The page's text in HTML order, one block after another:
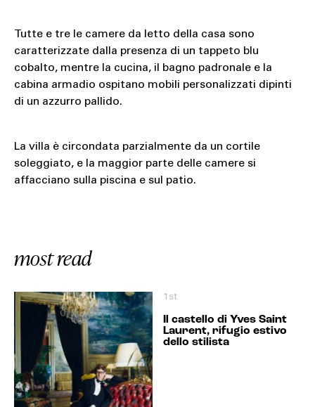
Tutte e tre le camere da letto della casa sono
caratterizzate dalla presenza di un tappeto blu
cobalto, mentre la cucina, il bagno padronale e la
cabina armadio ospitano mobili personalizzati dipinti
di un azzurro pallido.
La villa è circondata parzialmente da un cortile
soleggiato, e la maggior parte delle camere si
affacciano sulla piscina e sul patio.
most read
1st
Il castello di Yves Saint
Laurent, rifugio estivo
dello stilista